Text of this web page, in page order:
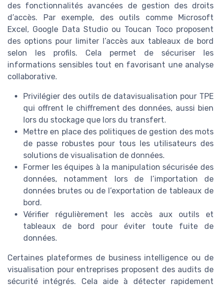
des fonctionnalités avancées de gestion des droits
d’accès. Par exemple, des outils comme Microsoft
Excel, Google Data Studio ou Toucan Toco proposent
des options pour limiter l’accès aux tableaux de bord
selon les profils. Cela permet de sécuriser les
informations sensibles tout en favorisant une analyse
collaborative.
Privilégier des outils de datavisualisation pour TPE
qui offrent le chiffrement des données, aussi bien
lors du stockage que lors du transfert.
Mettre en place des politiques de gestion des mots
de passe robustes pour tous les utilisateurs des
solutions de visualisation de données.
Former les équipes à la manipulation sécurisée des
données, notamment lors de l’importation de
données brutes ou de l’exportation de tableaux de
bord.
Vérifier régulièrement les accès aux outils et
tableaux de bord pour éviter toute fuite de
données.
Certaines plateformes de business intelligence ou de
visualisation pour entreprises proposent des audits de
sécurité intégrés. Cela aide à détecter rapidement